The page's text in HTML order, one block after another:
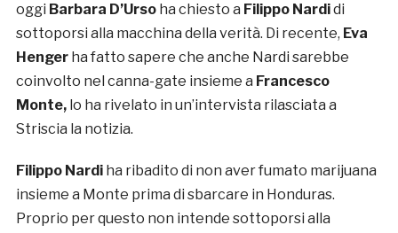
oggi Barbara D’Urso ha chiesto a Filippo Nardidi
sottoporsi alla macchina della verità. Di recente, Eva
Hengerha fatto sapere che anche Nardi sarebbe
coinvolto nel canna-gate insieme a Francesco
Monte, lo ha rivelato in un’intervista rilasciata a
Striscia la notizia.
Filippo Nardi ha ribadito di non aver fumato marijuana
insieme a Monte prima di sbarcare in Honduras.
Proprio per questo non intende sottoporsi alla